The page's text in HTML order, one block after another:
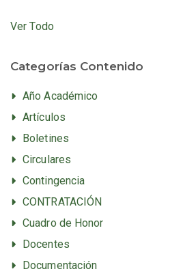
Ver Todo
Categorías Contenido
Año Académico
Artículos
Boletines
Circulares
Contingencia
CONTRATACIÓN
Cuadro de Honor
Docentes
Documentación